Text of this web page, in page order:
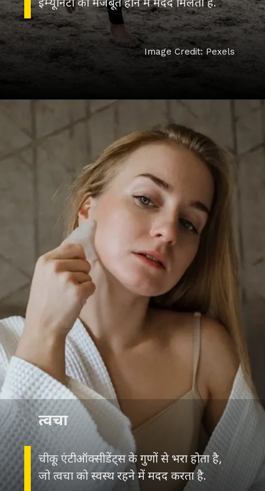
Image Credit: Pexels
चीकू एंटीऑक्सीडेंट्स के गुणों से भरा होता है,
जो त्वचा को स्वस्थ रहने में मदद करता है.
त्वचा